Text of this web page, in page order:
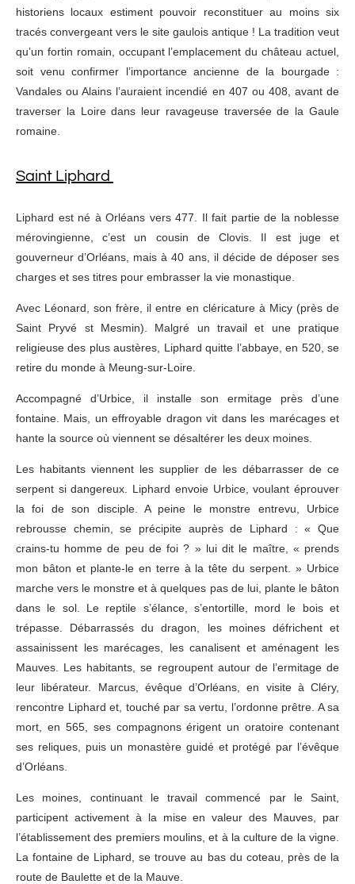
historiens locaux estiment pouvoir reconstituer au moins six
tracés convergeant vers le site gaulois antique ! La tradition veut
qu’un fortin romain, occupant l’emplacement du château actuel,
soit venu confirmer l’importance ancienne de la bourgade :
Vandales ou Alains l’auraient incendié en 407 ou 408, avant de
traverser la Loire dans leur ravageuse traversée de la Gaule
romaine.
Saint Liphard
Liphard est né à Orléans vers 477. Il fait partie de la noblesse
mérovingienne, c’est un cousin de Clovis. Il est juge et
gouverneur d’Orléans, mais à 40 ans, il décide de déposer ses
charges et ses titres pour embrasser la vie monastique.
Avec Léonard, son frère, il entre en cléricature à Micy (près de
Saint Pryvé st Mesmin). Malgré un travail et une pratique
religieuse des plus austères, Liphard quitte l’abbaye, en 520, se
retire du monde à Meung-sur-Loire.
Accompagné d’Urbice, il installe son ermitage près d’une
fontaine. Mais, un effroyable dragon vit dans les marécages et
hante la source où viennent se désaltérer les deux moines.
Les habitants viennent les supplier de les débarrasser de ce
serpent si dangereux. Liphard envoie Urbice, voulant éprouver
la foi de son disciple. A peine le monstre entrevu, Urbice
rebrousse chemin, se précipite auprès de Liphard : « Que
crains-tu homme de peu de foi ? » lui dit le maître, « prends
mon bâton et plante-le en terre à la tête du serpent. » Urbice
marche vers le monstre et à quelques pas de lui, plante le bâton
dans le sol. Le reptile s’élance, s’entortille, mord le bois et
trépasse. Débarrassés du dragon, les moines défrichent et
assainissent les marécages, les canalisent et aménagent les
Mauves. Les habitants, se regroupent autour de l’ermitage de
leur libérateur. Marcus, évêque d’Orléans, en visite à Cléry,
rencontre Liphard et, touché par sa vertu, l’ordonne prêtre. A sa
mort, en 565, ses compagnons érigent un oratoire contenant
ses reliques, puis un monastère guidé et protégé par l’évêque
d’Orléans.
Les moines, continuant le travail commencé par le Saint,
participent activement à la mise en valeur des Mauves, par
l’établissement des premiers moulins, et à la culture de la vigne.
La fontaine de Liphard, se trouve au bas du coteau, près de la
route de Baulette et de la Mauve.